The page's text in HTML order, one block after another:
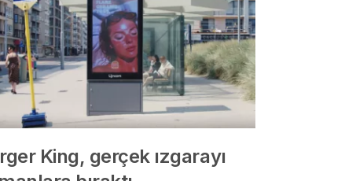
King, gerçek ızgarayı